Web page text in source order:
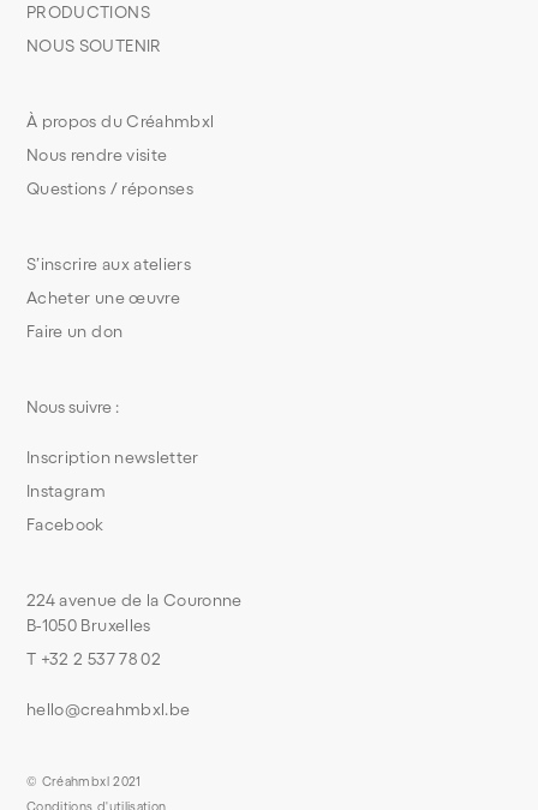
S’inscrire aux ateliers
Acheter une œuvre
Faire un don
À propos du Créahmbxl
Nous rendre visite
Questions / réponses
PRODUCTIONS
NOUS SOUTENIR
224 avenue de la Couronne
B-1050 Bruxelles
T +32 2 537 78 02
hello@creahmbxl.be
Nous suivre :
Inscription newsletter
Instagram
Facebook
© Créahmbxl 2021
Conditions d'utilisation